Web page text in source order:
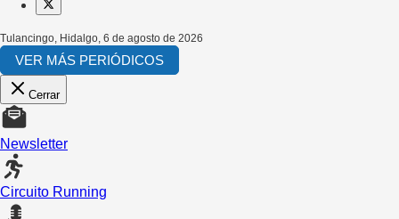
Tulancingo, Hidalgo, 6 de agosto de 2026
VER MÁS PERIÓDICOS
Cerrar
Newsletter
Circuito Running